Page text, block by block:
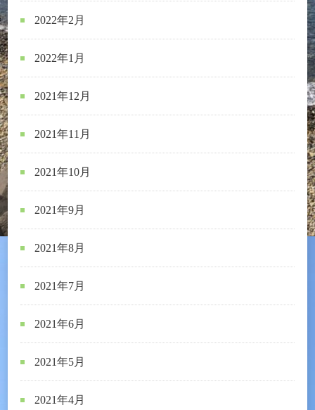
2022年2月
2022年1月
2021年12月
2021年11月
2021年10月
2021年9月
2021年8月
2021年7月
2021年6月
2021年5月
2021年4月